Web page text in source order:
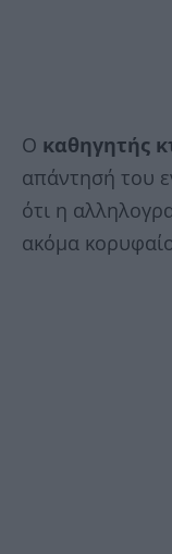
Ο καθηγητής
απάντησή του
ότι η
ακόμα